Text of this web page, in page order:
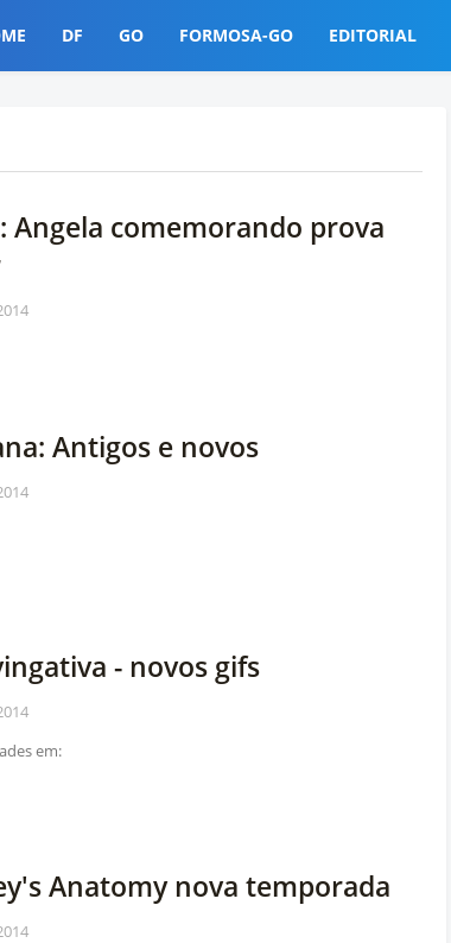
DF GO FORMOSA-GO EDITORIAL
Angela comemorando prova
Antigos e novos
- novos gifs
em:
Anatomy nova temporada